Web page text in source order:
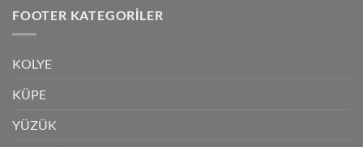
FOOTER KATEGORILER
KOLYE
KÜPE
YÜZÜK